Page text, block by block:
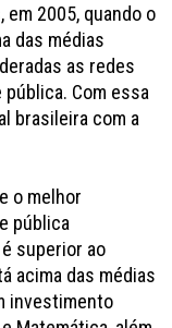
2005, quando o
das médias
as redes
Com essa
brasileira com a
o melhor
pública
superior ao
acima das médias
investimento